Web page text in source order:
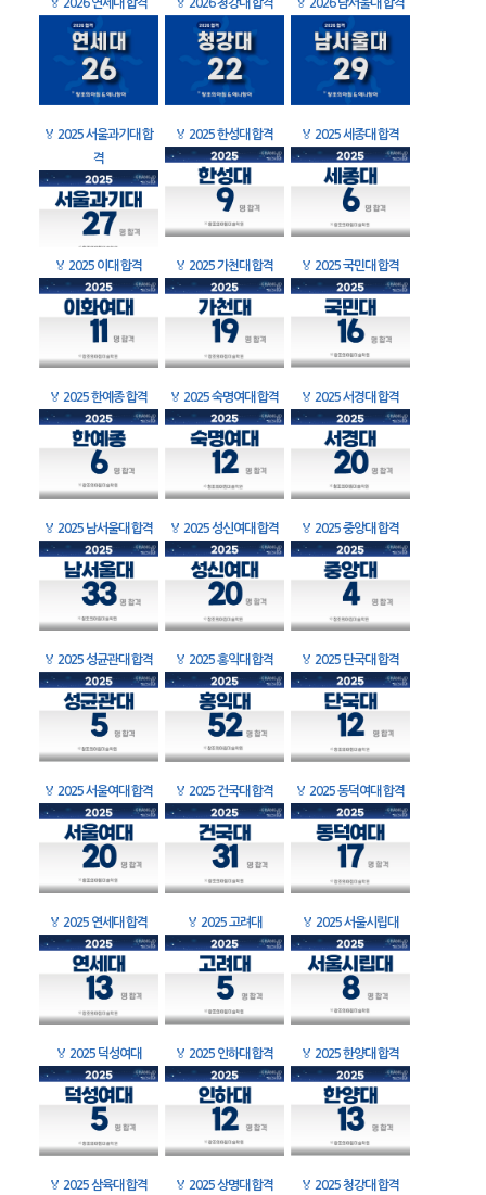
🏅 2026 연세대 합격 🏅 2026 청강대 합격 🏅 2026 남서울대 합격
🏅 2025 서울과기대 합
격
🏅 2025 한성대 합격 🏅 2025 세종대 합격
🏅 2025 이대 합격 🏅 2025 가천대 합격 🏅 2025 국민대 합격
🏅 2025 한예종 합격 🏅 2025 숙명여대 합격 🏅 2025 서경대 합격
🏅 2025 남서울대 합격 🏅 2025 성신여대 합격 🏅 2025 중앙대 합격
🏅 2025 성균관대 합격 🏅 2025 홍익대 합격 🏅 2025 단국대 합격
🏅 2025 서울여대 합격 🏅 2025 건국대 합격 🏅 2025 동덕여대 합격
🏅 2025 연세대 합격 🏅 2025 고려대 🏅 2025 서울시립대
🏅 2025 덕성여대 🏅 2025 인하대 합격 🏅 2025 한양대 합격
🏅 2025 삼육대 합격 🏅 2025 상명대 합격 🏅 2025 청강대 합격